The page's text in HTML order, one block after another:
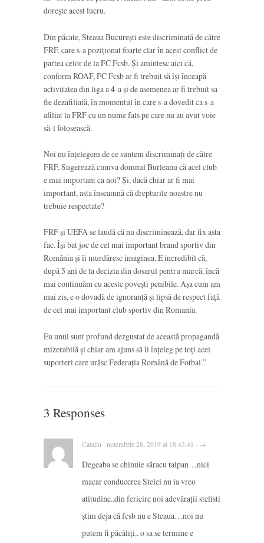
dorește acest lucru.
Din păcate, Steaua București este discriminată de către
FRF, care s-a poziționat foarte clar în acest conflict de
partea celor de la FC Fcsb. Și amintesc aici că,
conform ROAF, FC Fcsb ar fi trebuit să îşi înceapă
activitatea din liga a 4-a şi de asemenea ar fi trebuit sa
fie dezafiliată, în momentul în care s-a dovedit ca s-a
afiliat la FRF cu un nume fals pe care nu au avut voie
să-l folosească.
Noi nu înțelegem de ce suntem discriminați de către
FRF. Sugerează cumva domnul Burleanu că acel club
e mai important ca noi? Și, dacă chiar ar fi mai
important, asta înseamnă că drepturile noastre nu
trebuie respectate?
FRF și UEFA se laudă că nu discriminează, dar fix asta
fac. Își bat joc de cel mai important brand sportiv din
România și îi murdăresc imaginea. E incredibil că,
după 5 ani de la decizia din dosarul pentru marcă, încă
mai continuăm cu aceste povești penibile. Așa cum am
mai zis, e o dovadă de ignoranță și lipsă de respect faţă
de cel mai important club sportiv din Romania.
Eu unul sunt profund dezgustat de această propagandă
mizerabilă și chiar am ajuns să îi înțeleg pe toți acei
suporteri care urăsc Federația Română de Fotbal.”
3 Responses
Catalin · noiembrie 28, 2019 at 18:43:41 · →
Degeaba se chinuie săracu talpan…nici
macar conducerea Stelei nu ia vreo
atitudine..din fericire noi adevărații stelisti
știm deja că fcsb nu e Steaua…noi nu
putem fi păcăliți.. o sa se termine e